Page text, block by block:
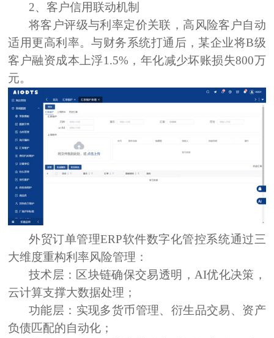
2、客户信用联动机制
将客户评级与利率定价关联，高风险客户自动
适用更高利率。与财务系统打通后，某企业将B级
客户融资成本上浮1.5%，年化减少坏账损失800万
元。
外贸订单管理ERP软件数字化管控系统通过三
大维度重构利率风险管理：
技术层： 区块链确保交易透明，AI优化决策，
云计算支撑大数据处理；
功能层： 实现多货币管理、衍生品交易、资产
负债匹配的自动化；